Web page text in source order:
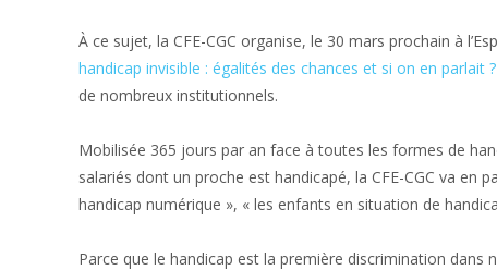
À ce sujet, la CFE-CGC organise, le 30 mars prochain à
handicap invisible : égalités des chances et si on en parlait ?
de nombreux institutionnels.
Mobilisée 365 jours par an face à toutes les formes de
salariés dont un proche est handicapé, la CFE-CGC va en
handicap numérique », « les enfants en situation de
Parce que le handicap est la première discrimination